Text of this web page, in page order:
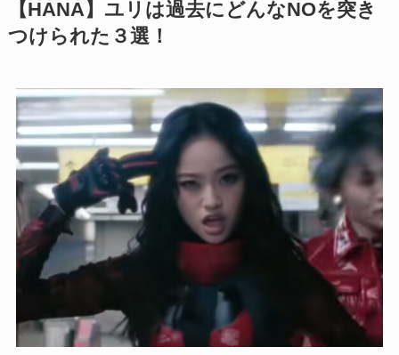
【HANA】ユリは過去にどんなNOを突き
つけられた３選！